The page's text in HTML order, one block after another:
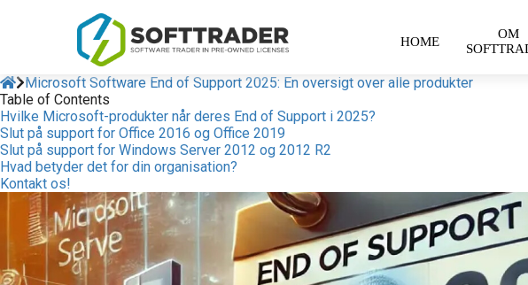
HOME
OM
Microsoft Software End of Support 2025: En oversigt over alle produkter
Table of Contents
Hvilke Microsoft-produkter når deres End of Support i 2025?
Slut på support for Office 2016 og Office 2019
Slut på support for Windows Server 2012 og 2012 R2
Hvad betyder det for din organisation?
Kontakt os!